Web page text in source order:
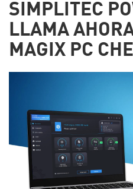
SIMPLITEC
LLAMA
MAGIX PC